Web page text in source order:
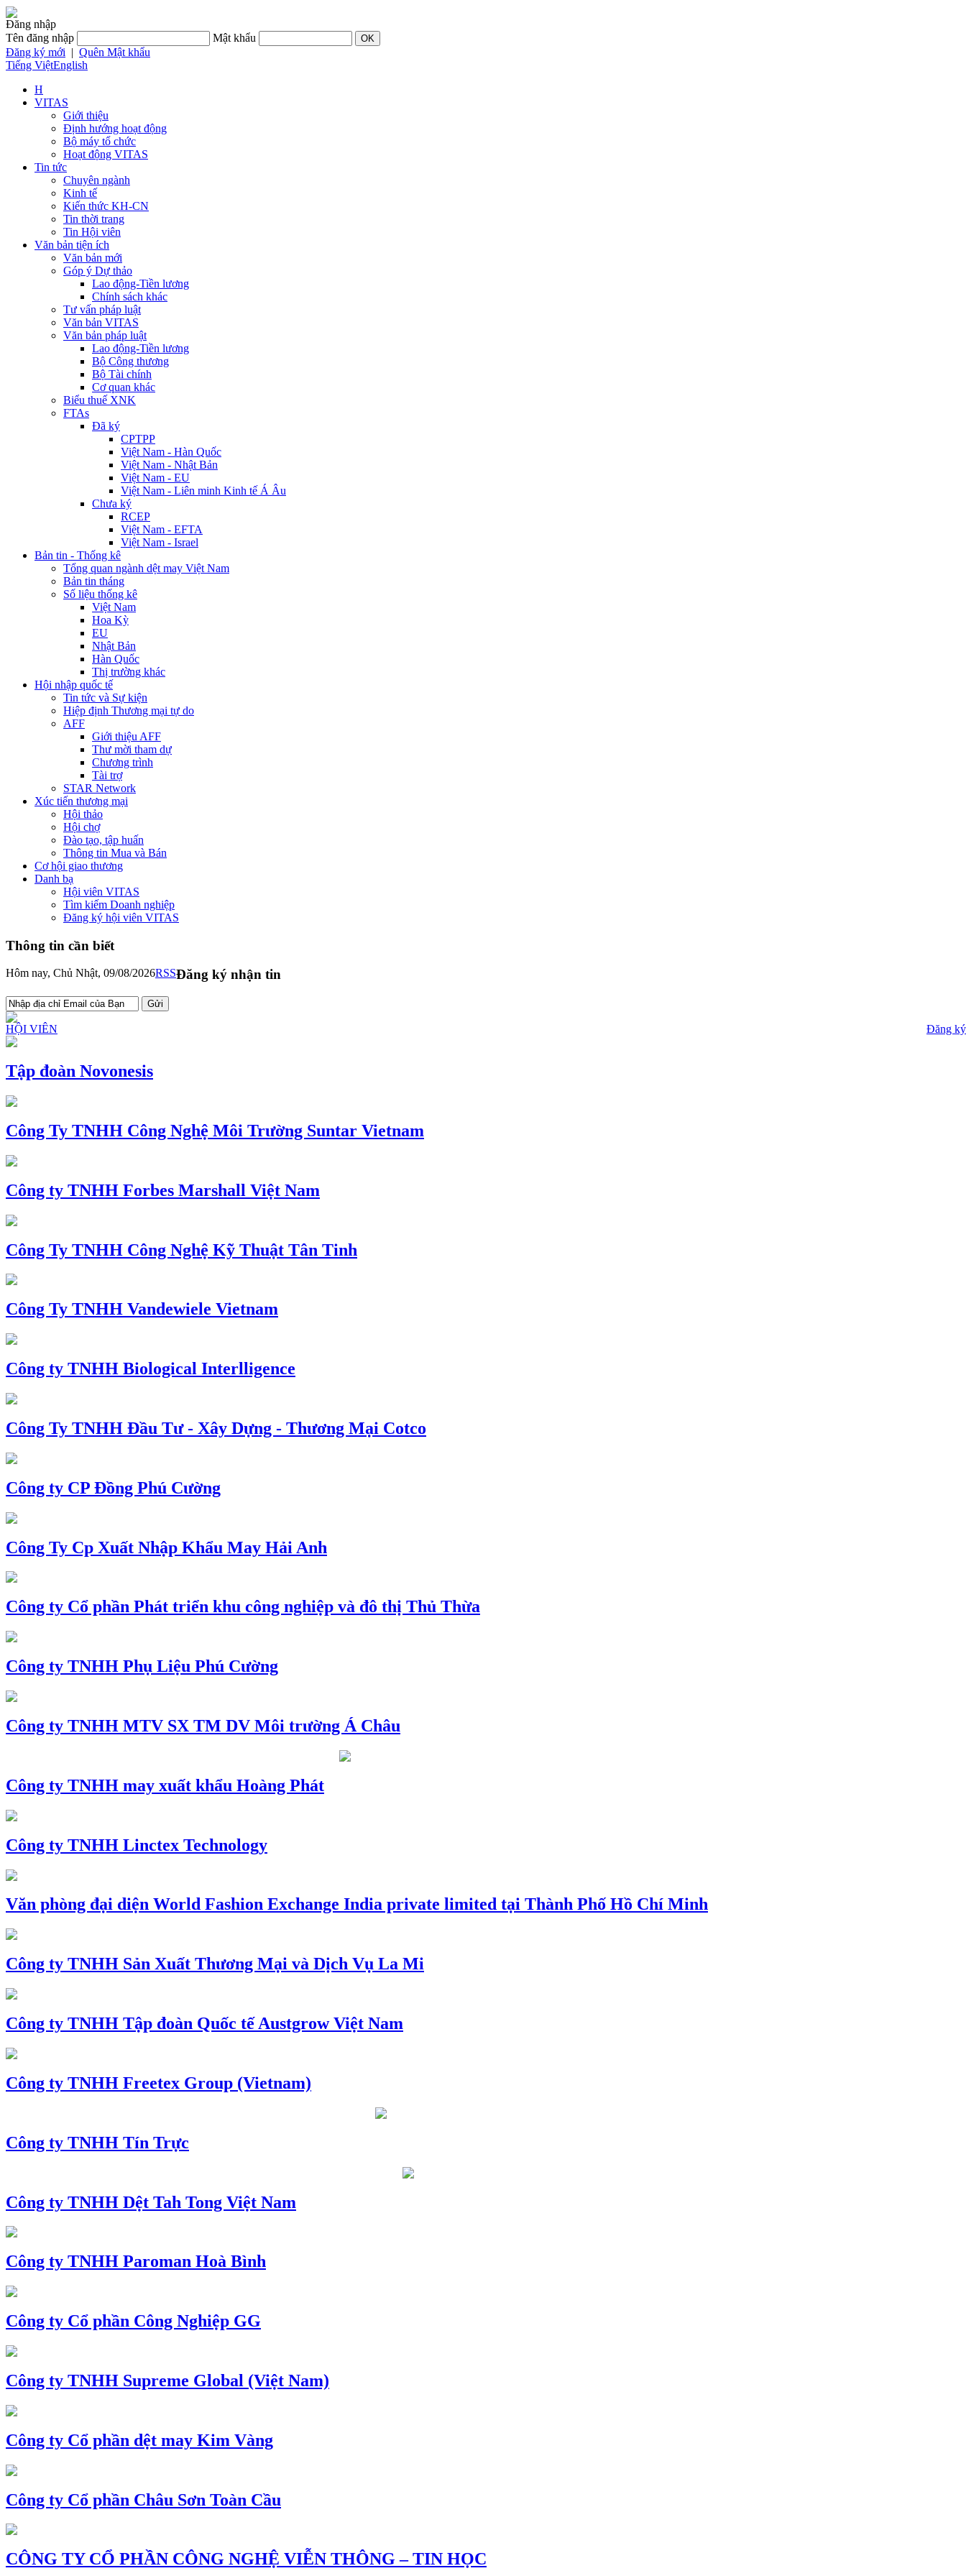
Đăng nhập
Tên đăng nhập
Mật khẩu
Đăng ký mới | Quên Mật khẩu
Tiếng ViệtEnglish
H
VITAS
Giới thiệu
Định hướng hoạt động
Bộ máy tổ chức
Hoạt động VITAS
Tin tức
Chuyên ngành
Kinh tế
Kiến thức KH-CN
Tin thời trang
Tin Hội viên
Văn bản tiện ích
Văn bản mới
Góp ý Dự thảo
Lao động-Tiền lương
Chính sách khác
Tư vấn pháp luật
Văn bản VITAS
Văn bản pháp luật
Lao động-Tiền lương
Bộ Công thương
Bộ Tài chính
Cơ quan khác
Biểu thuế XNK
FTAs
Đã ký
CPTPP
Việt Nam - Hàn Quốc
Việt Nam - Nhật Bản
Việt Nam - EU
Việt Nam - Liên minh Kinh tế Á Âu
Chưa ký
RCEP
Việt Nam - EFTA
Việt Nam - Israel
Bản tin - Thống kê
Tổng quan ngành dệt may Việt Nam
Bản tin tháng
Số liệu thống kê
Việt Nam
Hoa Kỳ
EU
Nhật Bản
Hàn Quốc
Thị trường khác
Hội nhập quốc tế
Tin tức và Sự kiện
Hiệp định Thương mại tự do
AFF
Giới thiệu AFF
Thư mời tham dự
Chương trình
Tài trợ
STAR Network
Xúc tiến thương mại
Hội thảo
Hội chợ
Đào tạo, tập huấn
Thông tin Mua và Bán
Cơ hội giao thương
Danh bạ
Hội viên VITAS
Tìm kiếm Doanh nghiệp
Đăng ký hội viên VITAS
Thông tin cần biết
Hôm nay, Chủ Nhật, 09/08/2026RSSĐăng ký nhận tin
HỘI VIÊN Đăng ký
Tập đoàn Novonesis
Công Ty TNHH Công Nghệ Môi Trường Suntar Vietnam
Công ty TNHH Forbes Marshall Việt Nam
Công Ty TNHH Công Nghệ Kỹ Thuật Tân Tinh
Công Ty TNHH Vandewiele Vietnam
Công ty TNHH Biological Interlligence
Công Ty TNHH Đầu Tư - Xây Dựng - Thương Mại Cotco
Công ty CP Đồng Phú Cường
Công Ty Cp Xuất Nhập Khẩu May Hải Anh
Công ty Cổ phần Phát triển khu công nghiệp và đô thị Thủ Thừa
Công ty TNHH Phụ Liệu Phú Cường
Công ty TNHH MTV SX TM DV Môi trường Á Châu
Công ty TNHH may xuất khẩu Hoàng Phát
Công ty TNHH Linctex Technology
Văn phòng đại diện World Fashion Exchange India private limited tại Thành Phố Hồ Chí Minh
Công ty TNHH Sản Xuất Thương Mại và Dịch Vụ La Mi
Công ty TNHH Tập đoàn Quốc tế Austgrow Việt Nam
Công ty TNHH Freetex Group (Vietnam)
Công ty TNHH Tín Trực
Công ty TNHH Dệt Tah Tong Việt Nam
Công ty TNHH Paroman Hoà Bình
Công ty Cổ phần Công Nghiệp GG
Công ty TNHH Supreme Global (Việt Nam)
Công ty Cổ phần dệt may Kim Vàng
Công ty Cổ phần Châu Sơn Toàn Cầu
CÔNG TY CỔ PHẦN CÔNG NGHỆ VIỄN THÔNG – TIN HỌC